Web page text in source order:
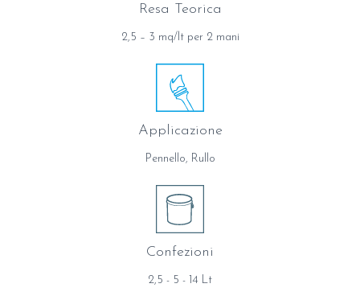
Resa Teorica
2,5 – 3 mq/lt per 2 mani
Applicazione
Pennello, Rullo
Confezioni
2,5 - 5 - 14 Lt